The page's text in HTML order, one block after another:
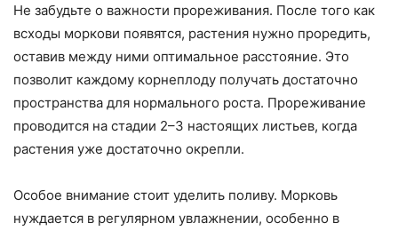
Не забудьте о важности прореживания. После того как
всходы моркови появятся, растения нужно проредить,
оставив между ними оптимальное расстояние. Это
позволит каждому корнеплоду получать достаточно
пространства для нормального роста. Прореживание
проводится на стадии 2–3 настоящих листьев, когда
растения уже достаточно окрепли.
Особое внимание стоит уделить поливу. Морковь
нуждается в регулярном увлажнении, особенно в